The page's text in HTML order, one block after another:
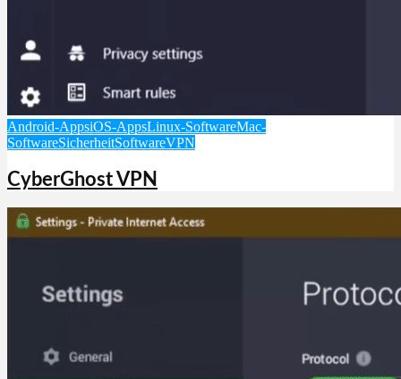
Android-AppsiOS-AppsLinux-SoftwareMac-
SoftwareSicherheitSoftwareVPN
CyberGhost VPN